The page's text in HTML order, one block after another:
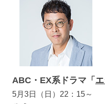
ABC・EX系ドラマ「
5月3日（日）22：15～